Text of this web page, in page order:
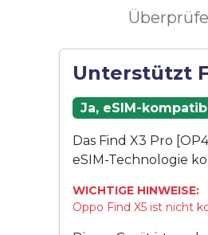
Unterstützt
Ja, eSIM-
Das Find X3 Pro
eSIM-Technologie
WICHTIGE HINWEISE:
Oppo Find X5 ist nicht